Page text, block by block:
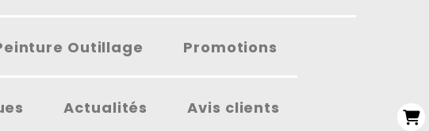
Outillage Promotions
Actualités Avis clients